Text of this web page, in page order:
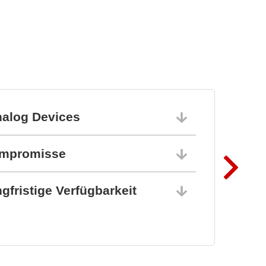
Devices
Verfügbarkeit